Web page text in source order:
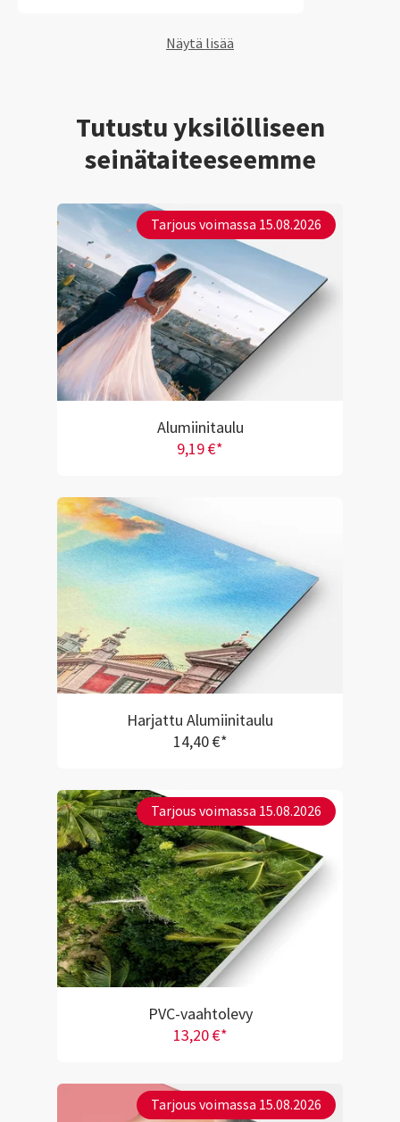
Näytä lisää
Tutustu yksilölliseen
seinätaiteeseemme
Tarjous voimassa 15.08.2026
Alumiinitaulu
9,19 €*
Harjattu Alumiinitaulu
14,40 €*
Tarjous voimassa 15.08.2026
PVC-vaahtolevy
13,20 €*
Tarjous voimassa 15.08.2026